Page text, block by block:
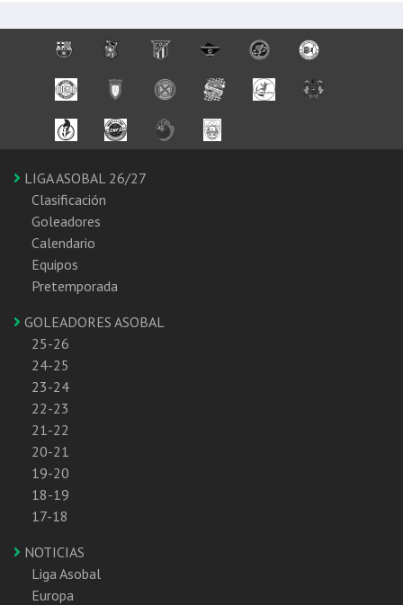
LIGA ASOBAL 26/27
Clasificación
Goleadores
Calendario
Equipos
Pretemporada
GOLEADORES ASOBAL
25-26
24-25
23-24
22-23
21-22
20-21
19-20
18-19
17-18
NOTICIAS
Liga Asobal
Europa